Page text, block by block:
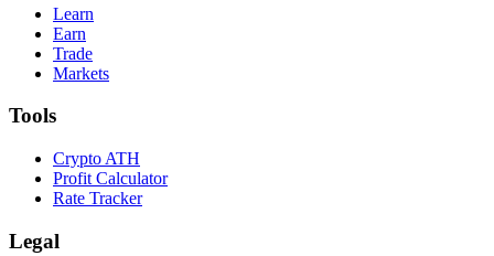
Learn
Earn
Trade
Markets
Tools
Crypto ATH
Profit Calculator
Rate Tracker
Legal